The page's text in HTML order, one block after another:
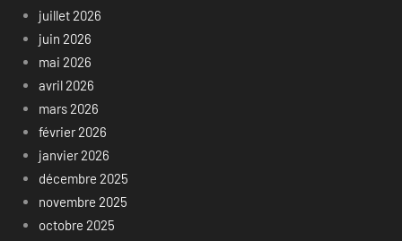
juillet 2026
juin 2026
mai 2026
avril 2026
mars 2026
février 2026
janvier 2026
décembre 2025
novembre 2025
octobre 2025